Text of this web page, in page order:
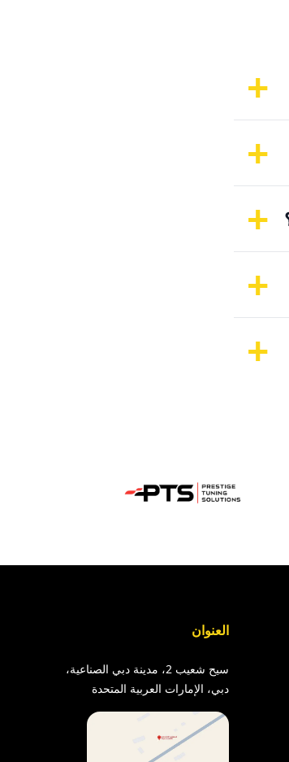
+
+
+
+
+
العنوان
سيح شعيب 2، مدينة دبي الصناعية،
دبي، الإمارات العربية المتحدة